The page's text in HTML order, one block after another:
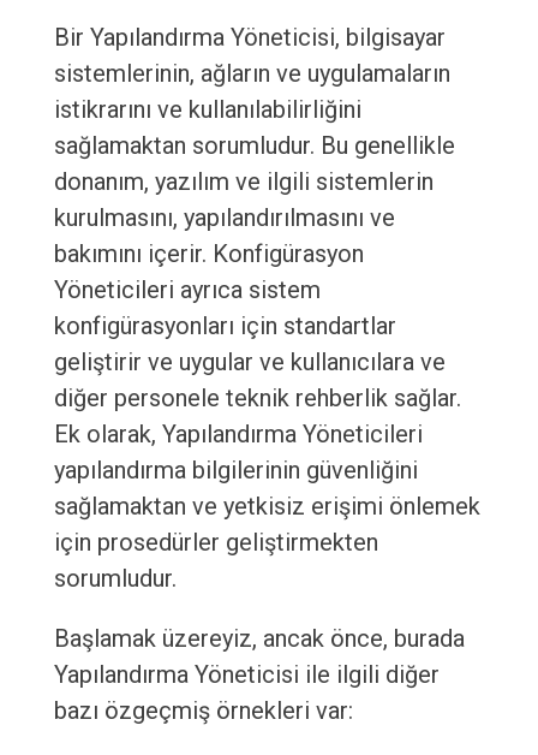
Bir Yapılandırma Yöneticisi, bilgisayar
sistemlerinin, ağların ve uygulamaların
istikrarını ve kullanılabilirliğini
sağlamaktan sorumludur. Bu genellikle
donanım, yazılım ve ilgili sistemlerin
kurulmasını, yapılandırılmasını ve
bakımını içerir. Konfigürasyon
Yöneticileri ayrıca sistem
konfigürasyonları için standartlar
geliştirir ve uygular ve kullanıcılara ve
diğer personele teknik rehberlik sağlar.
Ek olarak, Yapılandırma Yöneticileri
yapılandırma bilgilerinin güvenliğini
sağlamaktan ve yetkisiz erişimi önlemek
için prosedürler geliştirmekten
sorumludur.
Başlamak üzereyiz, ancak önce, burada
Yapılandırma Yöneticisi ile ilgili diğer
bazı özgeçmiş örnekleri var: